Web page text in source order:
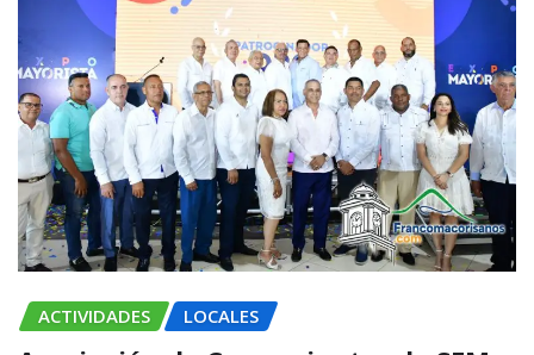
ACTIVIDADES LOCALES